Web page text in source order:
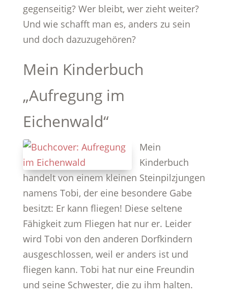
gegenseitig? Wer bleibt, wer zieht weiter?
Und wie schafft man es, anders zu sein
und doch dazuzugehören?
Mein Kinderbuch
„Aufregung im
Eichenwald“
Mein
Kinderbuch
handelt von einem kleinen Steinpilzjungen
namens Tobi, der eine besondere Gabe
besitzt: Er kann fliegen! Diese seltene
Fähigkeit zum Fliegen hat nur er. Leider
wird Tobi von den anderen Dorfkindern
ausgeschlossen, weil er anders ist und
fliegen kann. Tobi hat nur eine Freundin
und seine Schwester, die zu ihm halten.